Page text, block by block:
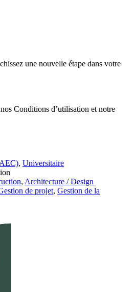
une nouvelle étape dans votre
Conditions d’utilisation et notre
, Universitaire
, Architecture / Design
de projet, Gestion de la